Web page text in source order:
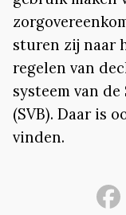
sturen zij naar
regelen van
systeem van
(SVB). Daar is
vinden.